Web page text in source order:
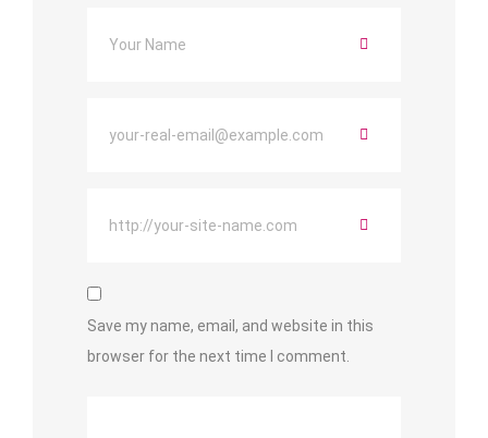
Save my name, email, and website in this
browser for the next time I comment.